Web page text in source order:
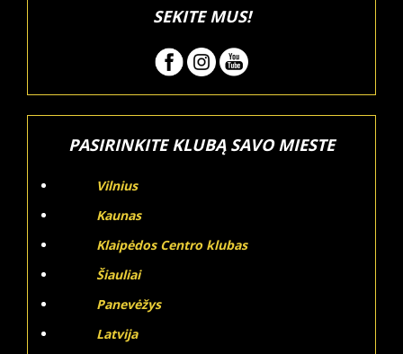
SEKITE MUS!
PASIRINKITE KLUBĄ SAVO MIESTE
Vilnius
Kaunas
Klaipėdos Centro klubas
Šiauliai
Panevėžys
Latvija